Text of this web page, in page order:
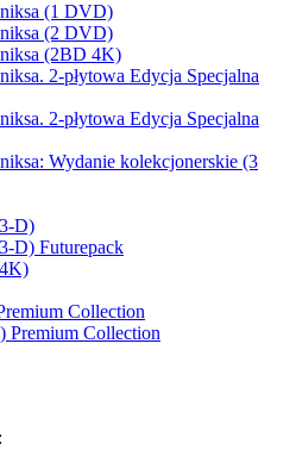
(1 DVD)
(2 DVD)
(2BD 4K)
2-płytowa Edycja Specjalna
2-płytowa Edycja Specjalna
Wydanie kolekcjonerskie (3
D)
D) Futurepack
Collection
Premium Collection